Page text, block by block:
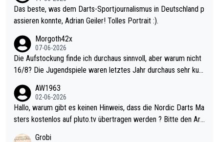
Das beste, was dem Darts-Sportjournalismus in Deutschland p
assieren konnte, Adrian Geiler! Tolles Portrait :).
Morgoth42x
07-06-2026
Die Aufstockung finde ich durchaus sinnvoll, aber warum nicht
16/8? Die Jugendspiele waren letztes Jahr durchaus sehr kurz
Allerdings ist Mitchell Lawrie als Nummer 1 der Welt eh qualifi
ziert. Somit ändert die automatische Qualifikation des Weltmei
sters erstmal nichts. Ich denke sie wollen damit für nächstes J
ohl wenig WDF Turniere spielen. Dies war bei Archie Self letzt
AW1963
02-06-2026
Hallo, warum gibt es keinen Hinweis, dass die Nordic Darts Ma
sters kostenlos auf pluto.tv übertragen werden ? Bitte den Arti
Grobi